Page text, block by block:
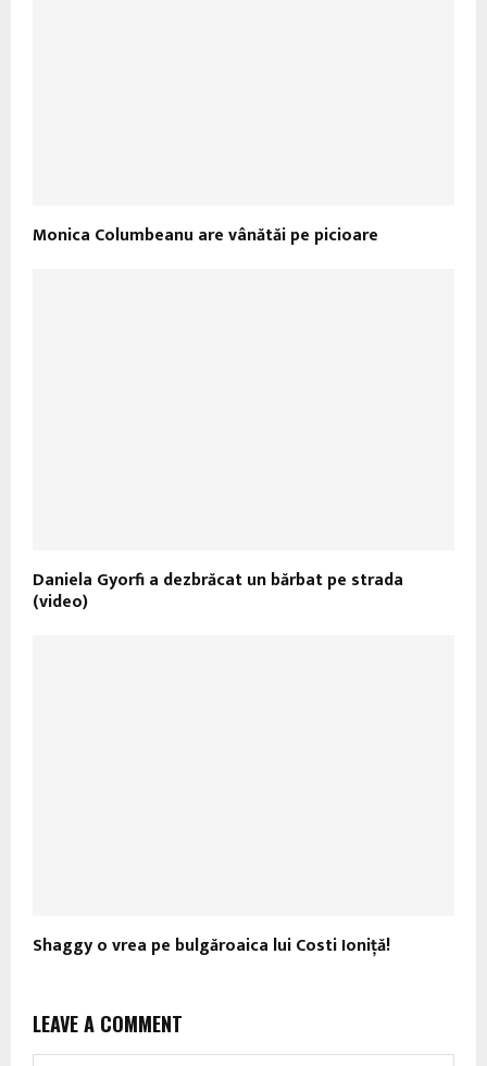
Monica Columbeanu are vânătăi pe picioare
Daniela Gyorfi a dezbrăcat un bărbat pe strada
(video)
Shaggy o vrea pe bulgăroaica lui Costi Ioniţă!
LEAVE A COMMENT